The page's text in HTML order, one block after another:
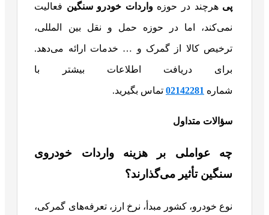
پی هرچند در حوزهواردات خودرو سنگین فعالیت
نمی‌کند، اما در حوزه حمل و نقل بین المللی،
ترخیص کالا از گمرک و … خدمات ارائه می‌دهد.
برای دریافت اطلاعات بیشتر با
شماره 02142281 تماس بگیرید.
سؤالات متداول
چه عواملی بر هزینه واردات خودروی
سنگین تأثیر می‌گذارند؟
نوع خودرو، کشور مبدأ، نرخ ارز، تعرفه‌های گمرکی،